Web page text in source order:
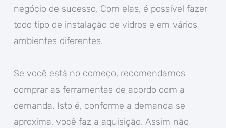
negócio de sucesso. Com elas, é possível fazer
todo tipo de instalação de vidros e em vários
ambientes diferentes.
Se você está no começo, recomendamos
comprar as ferramentas de acordo com a
demanda. Isto é, conforme a demanda se
aproxima, você faz a aquisição. Assim não